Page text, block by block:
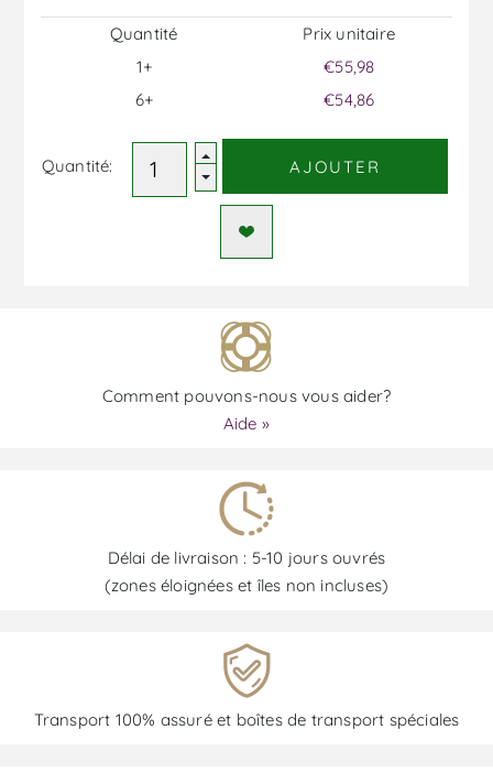
Quantité
1+
6+
Prix ​​unitaire
€55,98
€54,86
Quantité: AJOUTER
Comment pouvons-nous vous aider?
Aide »
Délai de livraison : 5-10 jours ouvrés
(zones éloignées et îles non incluses)
Transport 100% assuré et boîtes de transport spéciales